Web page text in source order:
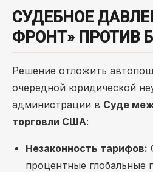
СУДЕБНОЕ
ФРОНТ» ПРОТИВ
Решение отложить
очередной юридической
администрации в Суде
торговли США:
Незаконность тарифов:
процентные